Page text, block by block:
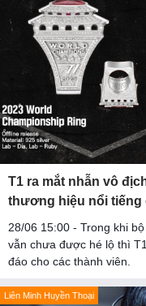
T1 ra mắt nhẫn vô
thương hiệu nổi tiếng
28/06 15:00 - Trong khi
vẫn chưa được hé lộ thì
đáo cho các thành viên.
Liên Minh Huyền Thoại